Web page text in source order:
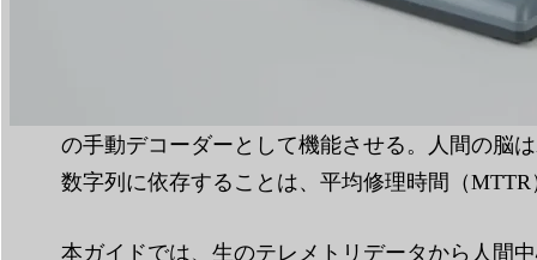
の手動デコーダーとして機能させる。人間の脳
数字列に依存することは、平均修理時間（
本ガイドでは、生のテレメトリデータから人間